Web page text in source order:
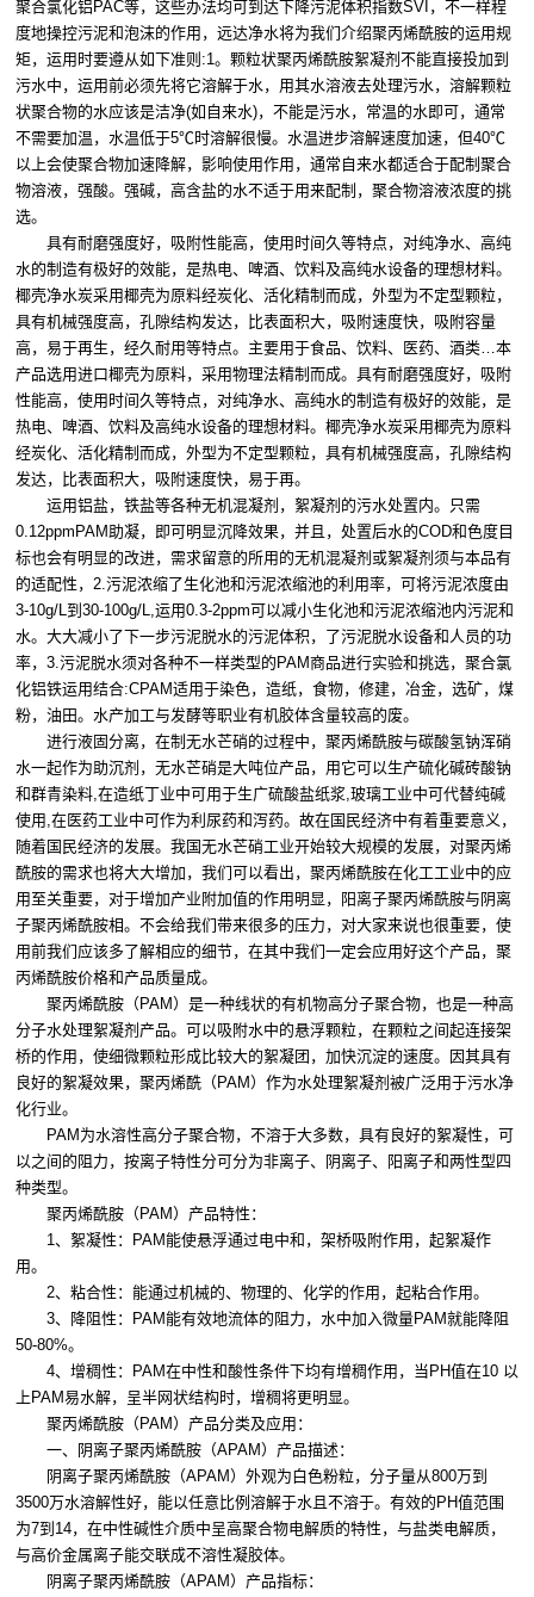
聚合氯化铝PAC等，这些办法均可到达下降污泥体积指数SVI，不一样程
度地操控污泥和泡沫的作用，远达净水将为我们介绍聚丙烯酰胺的运用规
矩，运用时要遵从如下准则:1。颗粒状聚丙烯酰胺絮凝剂不能直接投加到
污水中，运用前必须先将它溶解于水，用其水溶液去处理污水，溶解颗粒
状聚合物的水应该是洁净(如自来水)，不能是污水，常温的水即可，通常
不需要加温，水温低于5℃时溶解很慢。水温进步溶解速度加速，但40℃
以上会使聚合物加速降解，影响使用作用，通常自来水都适合于配制聚合
物溶液，强酸。强碱，高含盐的水不适于用来配制，聚合物溶液浓度的挑
选。
具有耐磨强度好，吸附性能高，使用时间久等特点，对纯净水、高纯
水的制造有极好的效能，是热电、啤酒、饮料及高纯水设备的理想材料。
椰壳净水炭采用椰壳为原料经炭化、活化精制而成，外型为不定型颗粒，
具有机械强度高，孔隙结构发达，比表面积大，吸附速度快，吸附容量
高，易于再生，经久耐用等特点。主要用于食品、饮料、医药、酒类…本
产品选用进口椰壳为原料，采用物理法精制而成。具有耐磨强度好，吸附
性能高，使用时间久等特点，对纯净水、高纯水的制造有极好的效能，是
热电、啤酒、饮料及高纯水设备的理想材料。椰壳净水炭采用椰壳为原料
经炭化、活化精制而成，外型为不定型颗粒，具有机械强度高，孔隙结构
发达，比表面积大，吸附速度快，易于再。
运用铝盐，铁盐等各种无机混凝剂，絮凝剂的污水处置内。只需
0.12ppmPAM助凝，即可明显沉降效果，并且，处置后水的COD和色度目
标也会有明显的改进，需求留意的所用的无机混凝剂或絮凝剂须与本品有
的适配性，2.污泥浓缩了生化池和污泥浓缩池的利用率，可将污泥浓度由
3-10g/L到30-100g/L,运用0.3-2ppm可以减小生化池和污泥浓缩池内污泥和
水。大大减小了下一步污泥脱水的污泥体积，了污泥脱水设备和人员的功
率，3.污泥脱水须对各种不一样类型的PAM商品进行实验和挑选，聚合氯
化铝铁运用结合:CPAM适用于染色，造纸，食物，修建，冶金，选矿，煤
粉，油田。水产加工与发酵等职业有机胶体含量较高的废。
进行液固分离，在制无水芒硝的过程中，聚丙烯酰胺与碳酸氢钠浑硝
水一起作为助沉剂，无水芒硝是大吨位产品，用它可以生产硫化碱砖酸钠
和群青染料,在造纸丁业中可用于生广硫酸盐纸浆,玻璃工业中可代替纯碱
使用,在医药工业中可作为利尿药和泻药。故在国民经济中有着重要意义，
随着国民经济的发展。我国无水芒硝工业开始较大规模的发展，对聚丙烯
酰胺的需求也将大大增加，我们可以看出，聚丙烯酰胺在化工工业中的应
用至关重要，对于增加产业附加值的作用明显，阳离子聚丙烯酰胺与阴离
子聚丙烯酰胺相。不会给我们带来很多的压力，对大家来说也很重要，使
用前我们应该多了解相应的细节，在其中我们一定会应用好这个产品，聚
丙烯酰胺价格和产品质量成。
聚丙烯酰胺（PAM）是一种线状的有机物高分子聚合物，也是一种高
分子水处理絮凝剂产品。可以吸附水中的悬浮颗粒，在颗粒之间起连接架
桥的作用，使细微颗粒形成比较大的絮凝团，加快沉淀的速度。因其具有
良好的絮凝效果，聚丙烯酰（PAM）作为水处理絮凝剂被广泛用于污水净
化行业。
PAM为水溶性高分子聚合物，不溶于大多数，具有良好的絮凝性，可
以之间的阻力，按离子特性分可分为非离子、阴离子、阳离子和两性型四
种类型。
聚丙烯酰胺（PAM）产品特性：
1、絮凝性：PAM能使悬浮通过电中和，架桥吸附作用，起絮凝作
用。
2、粘合性：能通过机械的、物理的、化学的作用，起粘合作用。
3、降阻性：PAM能有效地流体的阻力，水中加入微量PAM就能降阻
50-80%。
4、增稠性：PAM在中性和酸性条件下均有增稠作用，当PH值在10 以
上PAM易水解，呈半网状结构时，增稠将更明显。
聚丙烯酰胺（PAM）产品分类及应用：
一、阴离子聚丙烯酰胺（APAM）产品描述：
阴离子聚丙烯酰胺（APAM）外观为白色粉粒，分子量从800万到
3500万水溶解性好，能以任意比例溶解于水且不溶于。有效的PH值范围
为7到14，在中性碱性介质中呈高聚合物电解质的特性，与盐类电解质，
与高价金属离子能交联成不溶性凝胶体。
阴离子聚丙烯酰胺（APAM）产品指标：